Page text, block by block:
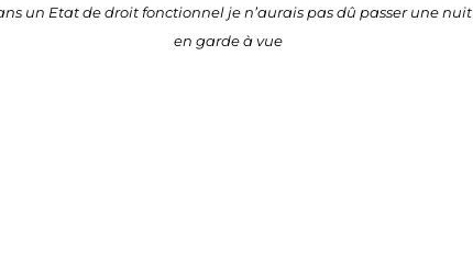
un Etat de droit fonctionnel je n’aurais pas dû passer une nuit
en garde à vue